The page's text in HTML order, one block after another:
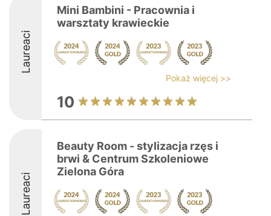
Laureaci
Mini Bambini - Pracownia i
warsztaty krawieckie
Pokaż więcej >>
10
Laureaci
Beauty Room - stylizacja rzęs i
brwi & Centrum Szkoleniowe
Zielona Góra